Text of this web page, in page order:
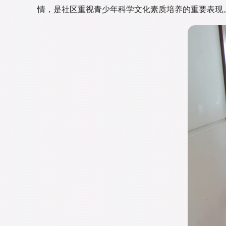
情，是社区重视青少年科学文化素质培养的重要表现